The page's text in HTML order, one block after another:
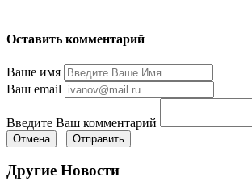
Оставить комментарий
Ваше имя
Ваш email
Введите Ваш комментарий
Отмена Отправить
Другие Новости